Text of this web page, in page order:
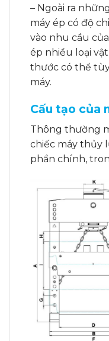
– Ngoài ra
máy ép có độ
vào nhu cầu
ép nhiều loại
thước có thể
máy.
Cấu tạo của
Thông thường
chiếc máy thủy
phần chính,